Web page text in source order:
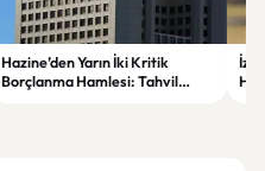
Hazine’den Yarın İki Kritik
Borçlanma Hamlesi: Tahvil